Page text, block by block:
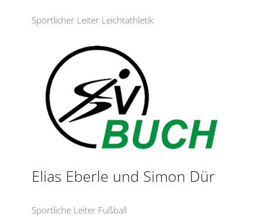
Sportlicher Leiter Leichtathletik
Elias Eberle und Simon Dür
Sportliche Leiter Fußball